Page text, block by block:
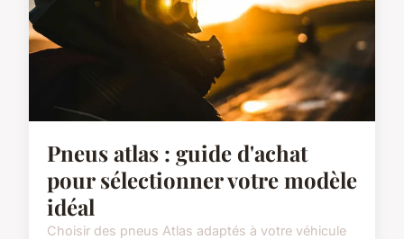
Pneus atlas : guide d'achat
pour sélectionner votre modèle
idéal
Choisir des pneus Atlas adaptés à votre véhicule